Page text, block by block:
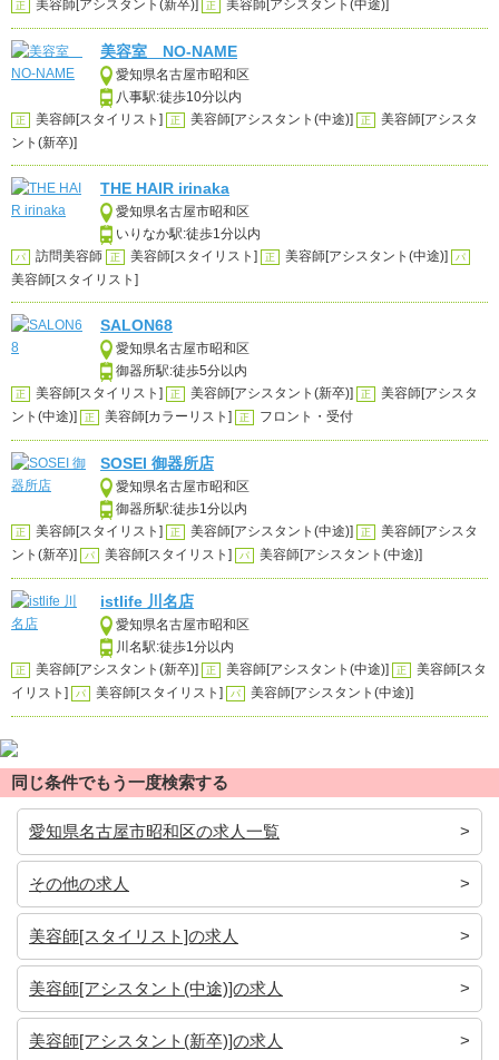
正 美容師[アシスタント(新卒)] 正 美容師[アシスタント(中途)]
美容室 NO-NAME
愛知県名古屋市昭和区
八事駅:徒歩10分以内
正 美容師[スタイリスト] 正 美容師[アシスタント(中途)] 正
美容師[アシスタ
ント(新卒)]
THE HAIR irinaka
愛知県名古屋市昭和区
いりなか駅:徒歩1分以内
パ 訪問美容師 正 美容師[スタイリスト] 正 美容師[アシスタント(中途)] パ
美容師[スタイリスト]
SALON68
愛知県名古屋市昭和区
御器所駅:徒歩5分以内
正 美容師[スタイリスト] 正 美容師[アシスタント(新卒)] 正
美容師[アシスタ
ント(中途)]
正 美容師[カラーリスト] 正 フロント・受付
SOSEI 御器所店
愛知県名古屋市昭和区
御器所駅:徒歩1分以内
正 美容師[スタイリスト] 正 美容師[アシスタント(中途)] 正
美容師[アシスタ
ント(新卒)]
パ 美容師[スタイリスト] パ 美容師[アシスタント(中途)]
istlife 川名店
愛知県名古屋市昭和区
川名駅:徒歩1分以内
正 美容師[アシスタント(新卒)] 正 美容師[アシスタント(中途)] 正
美容師[スタ
イリスト]
パ 美容師[スタイリスト] パ 美容師[アシスタント(中途)]
同じ条件でもう一度検索する
愛知県名古屋市昭和区の求人一覧
その他の求人
美容師[スタイリスト]の求人
美容師[アシスタント(中途)]の求人
美容師[アシスタント(新卒)]の求人